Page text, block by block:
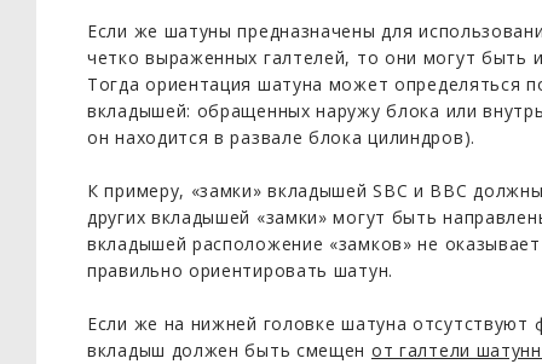
Если же шатуны предназначены для
четко выраженных галтелей, то они могут быть
Тогда ориентация шатуна может определяться
вкладышей: обращенных наружу блока или
он находится в развале блока цилиндров).
К примеру, «замки» вкладышей SBC и BBC
других вкладышей «замки» могут быть
вкладышей расположение «замков» не
правильно ориентировать шатун.
Если же на нижней головке шатуна отсутствуют
вкладыш должен быть смещен от галтели